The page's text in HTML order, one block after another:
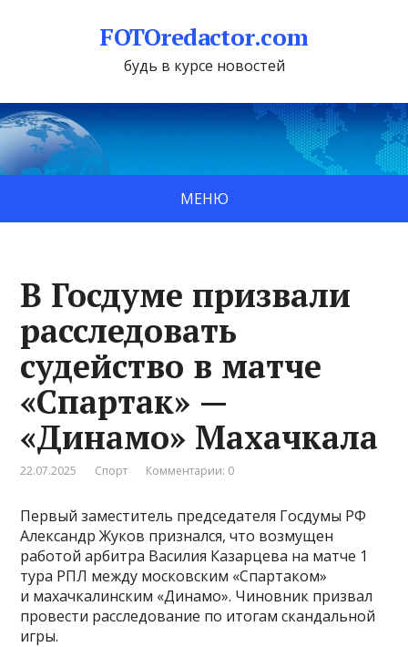
FOTOredactor.com
будь в курсе новостей
МЕНЮ
В Госдуме призвали
расследовать
судейство в матче
«Спартак» —
«Динамо» Махачкала
22.07.2025 Спорт Комментарии: 0
Первый заместитель председателя Госдумы РФ
Александр Жуков признался, что возмущен
работой арбитра Василия Казарцева на матче 1
тура РПЛ между московским «Спартаком»
и махачкалинским «Динамо». Чиновник призвал
провести расследование по итогам скандальной
игры.